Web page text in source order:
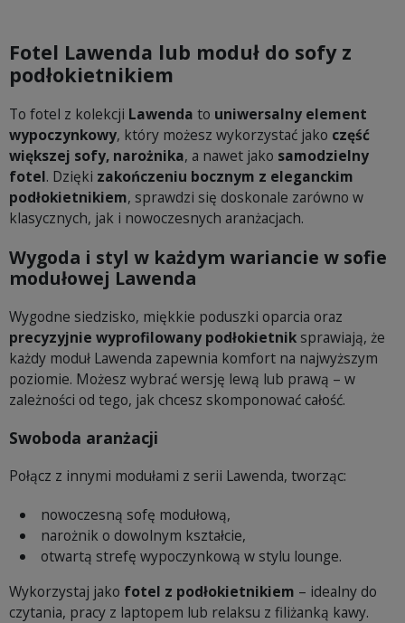
Fotel Lawenda lub moduł do sofy z
podłokietnikiem
To fotel z kolekcji Lawenda to uniwersalny element
wypoczynkowy, który możesz wykorzystać jako część
większej sofy, narożnika, a nawet jako samodzielny
fotel. Dzięki zakończeniu bocznym z eleganckim
podłokietnikiem, sprawdzi się doskonale zarówno w
klasycznych, jak i nowoczesnych aranżacjach.
Wygoda i styl w każdym wariancie w sofie
modułowej Lawenda
Wygodne siedzisko, miękkie poduszki oparcia oraz
precyzyjnie wyprofilowany podłokietnik sprawiają, że
każdy moduł Lawenda zapewnia komfort na najwyższym
poziomie. Możesz wybrać wersję lewą lub prawą – w
zależności od tego, jak chcesz skomponować całość.
Swoboda aranżacji
Połącz z innymi modułami z serii Lawenda, tworząc:
nowoczesną sofę modułową,
narożnik o dowolnym kształcie,
otwartą strefę wypoczynkową w stylu lounge.
Wykorzystaj jako fotel z podłokietnikiem – idealny do
czytania, pracy z laptopem lub relaksu z filiżanką kawy.